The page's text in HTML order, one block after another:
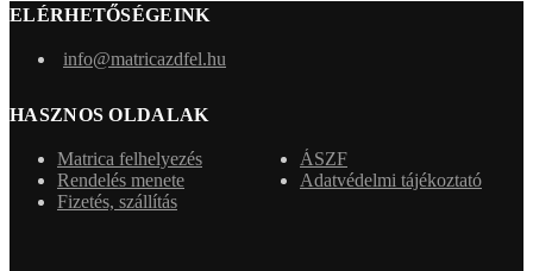
ELÉRHETŐSÉGEINK
info@matricazdfel.hu
HASZNOS OLDALAK
Matrica felhelyezés
Rendelés menete
Fizetés, szállítás
ÁSZF
Adatvédelmi tájékoztató